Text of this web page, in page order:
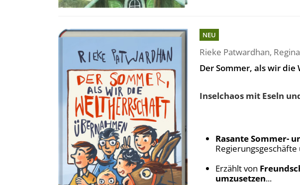
NEU
Rieke Patwardhan,
Der Sommer, als wir
Inselchaos mit Eseln
Rasante Sommer-
Erzählt von
umzusetzen...